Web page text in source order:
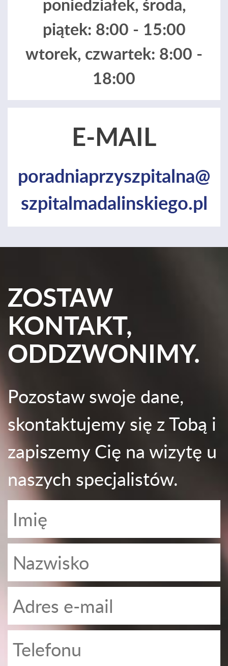
piątek: 8:00 - 15:00
wtorek, czwartek: 8:00 -
18:00
E-MAIL
poradniaprzyszpitalna@
szpitalmadalinskiego.pl
ZOSTAW
KONTAKT,
ODDZWONIMY.
Pozostaw swoje dane,
skontaktujemy się z Tobą i
zapiszemy Cię na wizytę u
naszych specjalistów.